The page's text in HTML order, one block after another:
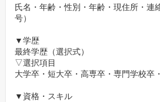
氏名・年齢・性別・年齢・現住所・連
号）
▼学歴
最終学歴（選択式）
▽選択項目
大学卒・短大卒・高専卒・専門学校卒
▼資格・スキル